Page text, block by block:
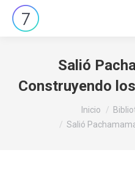
Salió
Construyendo
Inicio
Salió